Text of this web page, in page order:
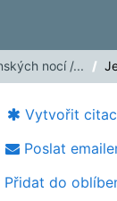
nocí /...
Vytvořit
Poslat
Přidat do